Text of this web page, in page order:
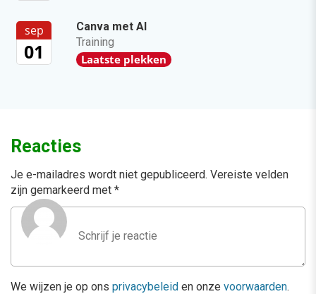
sep
01
Canva met AI
Training
Laatste plekken
Reacties
Je e-mailadres wordt niet gepubliceerd. Vereiste velden
zijn gemarkeerd met *
We wijzen je op ons privacybeleid en onze voorwaarden.